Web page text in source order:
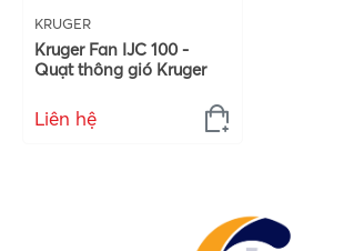
KRUGER
Kruger Fan IJC 100 -
Quạt thông gió Kruger
Liên hệ